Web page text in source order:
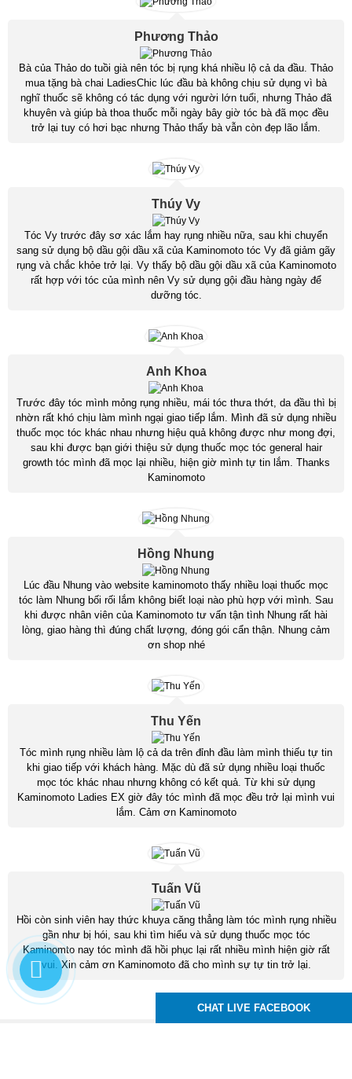
Phương Thảo
Bà của Thảo do tuồi già nên tóc bị rụng khá nhiều lộ cả da đầu. Thảo
mua tặng bà chai LadiesChic lúc đầu bà không chịu sử dụng vì bà
nghĩ thuốc sẽ không có tác dụng với người lớn tuổi, nhưng Thảo đã
khuyên và giúp bà thoa thuốc mỗi ngày bây giờ tóc bà đã mọc đều
trở lại tuy có hơi bạc nhưng Thảo thấy bà vẫn còn đẹp lão lắm.
Thúy Vy
Tóc Vy trước đây sơ xác lắm hay rụng nhiều nữa, sau khi chuyển
sang sử dụng bộ dầu gội dầu xã của Kaminomoto tóc Vy đã giảm gãy
rụng và chắc khỏe trở lại. Vy thấy bộ dầu gội dầu xã của Kaminomoto
rất hợp với tóc của mình nên Vy sử dụng gội đầu hàng ngày để
dưỡng tóc.
Anh Khoa
Trước đây tóc mình mỏng rụng nhiều, mái tóc thưa thớt, da đầu thì bị
nhờn rất khó chịu làm mình ngại giao tiếp lắm. Mình đã sử dụng nhiều
thuốc mọc tóc khác nhau nhưng hiệu quả không được như mong đợi,
sau khi được bạn giới thiệu sử dụng thuốc mọc tóc general hair
growth tóc mình đã mọc lại nhiều, hiện giờ mình tự tin lắm. Thanks
Kaminomoto
Hồng Nhung
Lúc đầu Nhung vào website kaminomoto thấy nhiều loại thuốc mọc
tóc làm Nhung bối rối lắm không biết loại nào phù hợp với mình. Sau
khi được nhân viên của Kaminomoto tư vấn tận tình Nhung rất hài
lòng, giao hàng thì đúng chất lượng, đóng gói cẩn thận. Nhung cảm
ơn shop nhé
Thu Yến
Tóc mình rụng nhiều làm lộ cả da trên đỉnh đầu làm mình thiếu tự tin
khi giao tiếp với khách hàng. Mặc dù đã sử dụng nhiều loại thuốc
mọc tóc khác nhau nhưng không có kết quả. Từ khi sử dụng
Kaminomoto Ladies EX giờ đây tóc mình đã mọc đều trở lại mình vui
lắm. Cảm ơn Kaminomoto
Tuấn Vũ
Hồi còn sinh viên hay thức khuya căng thẳng làm tóc mình rụng nhiều
gần như bị hói, sau khi tìm hiểu và sử dụng thuốc mọc tóc
Kaminomto nay tóc mình đã hồi phục lại rất nhiều mình hiện giờ rất
vui. Xin cảm ơn Kaminomoto đã cho mình sự tự tin trở lại.
CHAT LIVE FACEBOOK